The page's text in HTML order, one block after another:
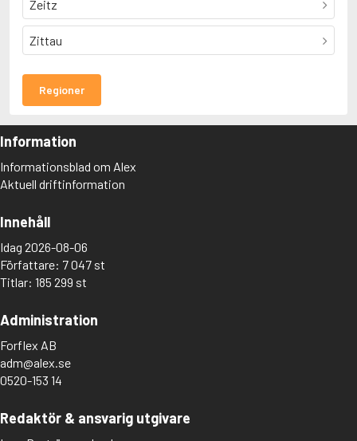
Zeitz
Zittau
Regioner
Information
Informationsblad om Alex
Aktuell driftinformation
Innehåll
Idag 2026-08-06
Författare: 7 047 st
Titlar: 185 299 st
Administration
Forflex AB
adm@alex.se
0520-153 14
Redaktör & ansvarig utgivare